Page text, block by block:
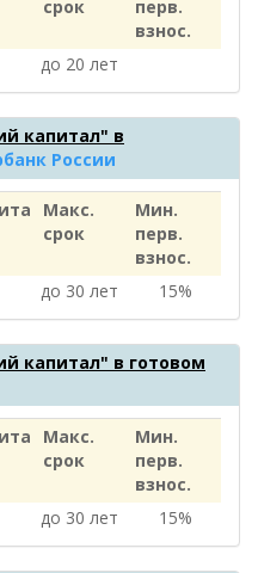
срок
перв.
взнос.
до 20 лет
капитал" в
России
Макс.
срок
Мин.
перв.
взнос.
до 30 лет 15%
капитал" в готовом
Макс.
срок
Мин.
перв.
взнос.
до 30 лет 15%